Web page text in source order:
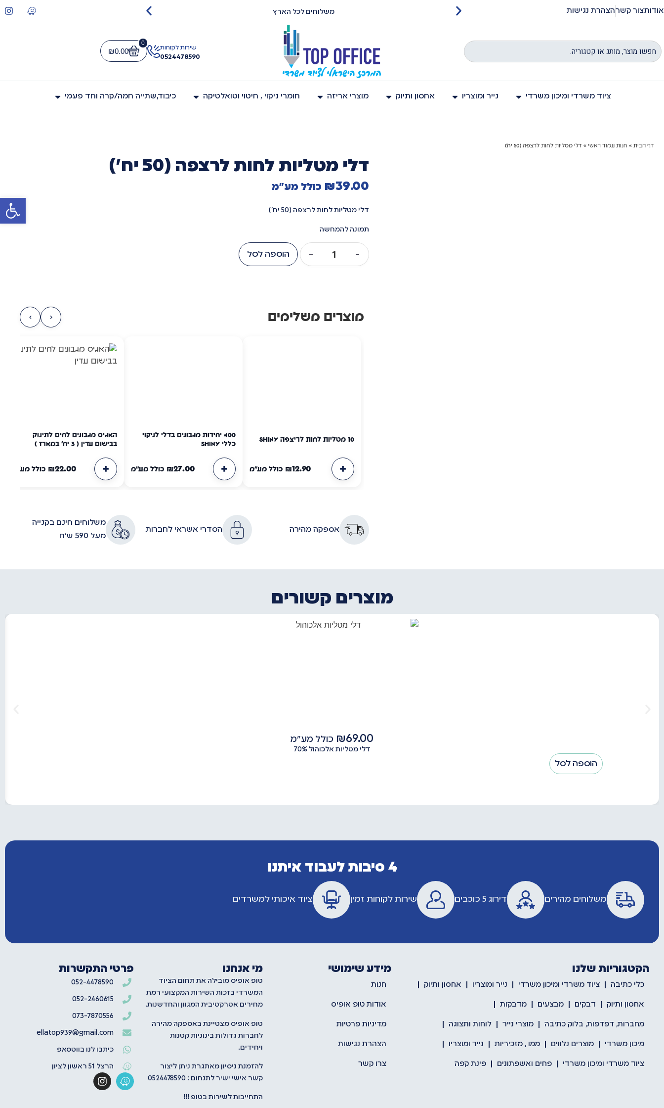
פתח
אודותצור קשרהצהרת נגישות מעמ משלוחים לכל הארץ משלוח חינם בקנייה מעל 590
שירות לקוחות
0524478590
₪0.00
0
ציוד משרדי ומיכון משרדי נייר ומוצריו אחסון ותיוק מוצרי אריזה חומרי ניקוי , חיטוי וטואלטיקה כיבוד,שתייה חמה/קרה וחד פעמי
דף הבית » חנות עמוד ראשי » דלי מטליות לחות לרצפה (50 יח')
דלי מטליות לחות לרצפה (50 יח')
₪39.00 כולל מע"מ
דלי מטליות לחות לרצפה (50 יח')
תמונה להמחשה
−
+ הוספה לסל
מוצרים משלימים ‹
›
10 מטליות לחות לריצפה Shiny
₪12.90 כולל מע"מ
400 יחידות מגבונים בדלי לניקוי
כללי Shiny
₪27.00 כולל מע"מ
האגיס מגבונים לחים לתינוק
בבישום עדין ( 3 יח' במארז )
₪22.00 כולל מע"מ
אספקה מהירה הסדרי אשראי לחברות
משלוחים חינם בקנייה
מעל 590 ש״ח
מוצרים קשורים
₪69.00 כולל מע"מ
דלי מטליות אלכוהול 70%
הוספה לסל
4 סיבות לעבוד איתנו
משלוחים מהירים דירוג 5 כוכבים שירות לקוחות זמין ציוד איכותי למשרדים
הקטגוריות שלנו
כלי כתיבה ציוד משרדי ומיכון משרדי נייר ומוצריו אחסון ותיוק
אחסון ותיוק דבקים מבצעים מדבקות
מחברות, דפדפות, בלוק כתיבה מוצרי נייר לוחות ותצוגה
מיכון משרדי מוצרים נלווים ממו , מזכיריות נייר ומוצריו
ציוד משרדי ומיכון משרדי פחים ואשפתונים פינת קפה
מידע שימושי
חנות
אודות טופ אופיס
מדיניות פרטיות
הצהרת נגישות
צרו קשר
מי אנחנו
טופ אופיס מובילה את תחום הציוד
המשרדי בזכות השירות המקצועי רמת
מחירים אטרקטיבית המגוון והחדשנות.
טופ אופיס מצטיינת באספקה מהירה
לחברות גדולות בינוניות קטנות
ויחידים.
להזמנת ניסיון מאתגרת ניתן ליצור
קשר אישי ישיר לתנחום : 0524478590
התחייבות לשירות בטופ !!!
פרטי התקשרות
052-4478590
052-2460615
073-7870556
ellatop939@gmail.com
כיתבו לנו בווטסאפ
הרצל 51 ראשון לציון